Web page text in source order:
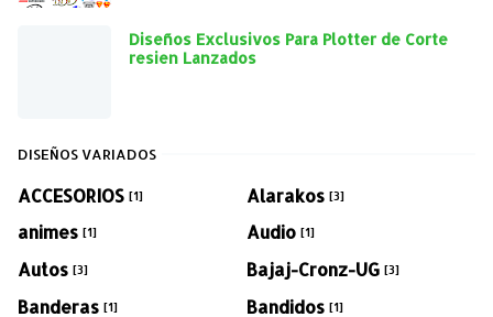
Diseños Exclusivos Para Plotter de Corte
resien Lanzados
DISEÑOS VARIADOS
ACCESORIOS [1] Alarakos [3]
animes [1] Audio [1]
Autos [3] Bajaj-Cronz-UG [3]
Banderas [1] Bandidos [1]